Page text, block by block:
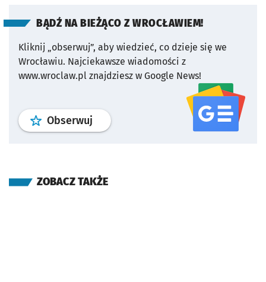
BĄDŹ NA BIEŻĄCO Z WROCŁAWIEM!
Kliknij „obserwuj”, aby wiedzieć, co dzieje się we
Wrocławiu. Najciekawsze wiadomości z
www.wroclaw.pl znajdziesz w Google News!
Obserwuj profil serwisu
ZOBACZ TAKŻE